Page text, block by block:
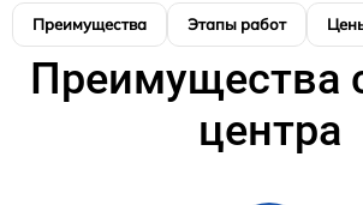
Преимущества Этапы работ
Преимущества
центра